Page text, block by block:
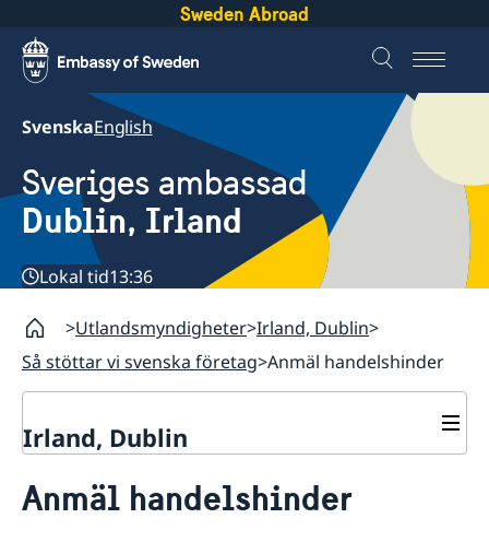
Sweden Abroad
SvenskaEnglish
Sveriges ambassad
Dublin, Irland
Lokal tid13:36
Utlandsmyndigheter Irland, Dublin
Så stöttar vi svenska företag Anmäl handelshinder
Irland, Dublin
Om oss
Anmäl handelshinder